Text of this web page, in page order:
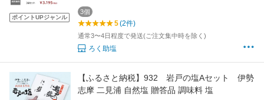
ポイントUPジャンル
3個
5(2件)
通常3〜4日程度で発送(ご注文集中時を除く)
ろく助塩
【ふるさと納税】932 岩戸の塩Aセット 伊勢
志摩 二見浦 自然塩 贈答品 調味料 塩